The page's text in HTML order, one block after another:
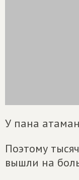
У пана
Поэтому
вышли на